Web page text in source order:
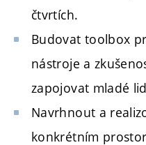
čtvrtích.
Budovat toolbox
nástroje a
zapojovat mladé
Navrhnout a
konkrétním